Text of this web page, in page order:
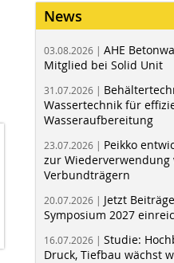
News
03.08.2026 | AHE
Mitglied bei Solid Unit
31.07.2026 |
Wassertechnik für
Wasseraufbereitung
23.07.2026 | Peikko
zur Wiederverwendung
Verbundträgern
20.07.2026 | Jetzt
Symposium 2027
16.07.2026 | Studie:
Druck, Tiefbau wächst